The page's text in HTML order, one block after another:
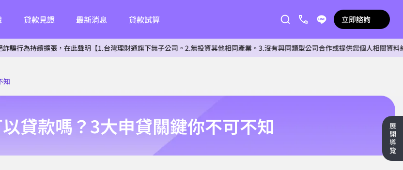
貸款見證 最新消息 貸款試算 立即諮詢
續擴張，在此聲明【1.台灣理財通旗下無子公司。2.無投資其他相同產業。3.沒有與同類型公司合作或提供您個人相關資料給任何單
知
貸款嗎？3大申貸關鍵你不可不知
展
開
導
覽